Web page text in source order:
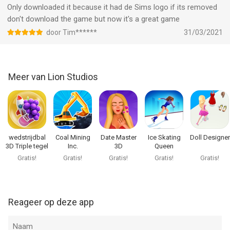
--
voor gebruikers met leeftijden vanaf
Informatie voor Voodoo Dollis het laatst vergeleken op 7 Aug
om 21:27.
Only downloaded it because it had de Sims logo if its removed
don't download the game but now it's a great game
door Tim****** 31/03/2021
Meer van Lion Studios
wedstrijdbal
3D Triple tegel
Gratis!
Coal Mining
Inc.
Gratis!
Date Master
3D
Gratis!
Ice Skating
Queen
Gratis!
Doll Designer
Gratis!
Reageer op deze app